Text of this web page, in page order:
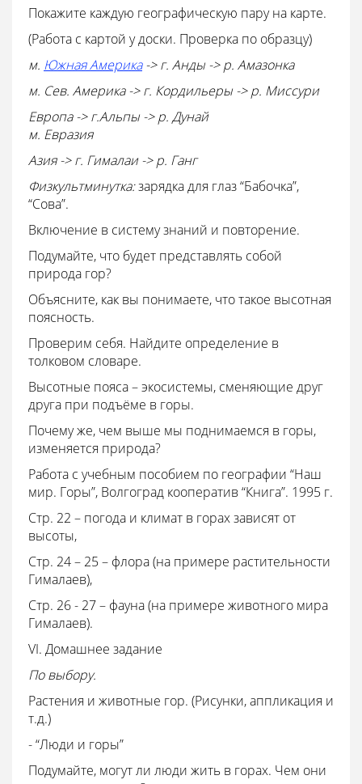
Покажите каждую географическую пару на карте.
(Работа с картой у доски. Проверка по образцу)
м. Южная Америка-> г. Анды -> р. Амазонка
м. Сев. Америка -> г. Кордильеры -> р. Миссури
Европа -> г.Альпы -> р. Дунай
м. Евразия
Азия -> г. Гималаи -> р. Ганг
Физкультминутка:зарядка для глаз “Бабочка”,
“Сова”.
Включение в систему знаний и повторение.
Подумайте, что будет представлять собой
природа гор?
Объясните, как вы понимаете, что такое высотная
поясность.
Проверим себя. Найдите определение в
толковом словаре.
Высотные пояса – экосистемы, сменяющие друг
друга при подъёме в горы.
Почему же, чем выше мы поднимаемся в горы,
изменяется природа?
Работа с учебным пособием по географии “Наш
мир. Горы”, Волгоград кооператив “Книга”. 1995 г.
Стр. 22 – погода и климат в горах зависят от
высоты,
Стр. 24 – 25 – флора (на примере растительности
Гималаев),
Стр. 26 - 27 – фауна (на примере животного мира
Гималаев).
VI. Домашнее задание
По выбору.
Растения и животные гор. (Рисунки, аппликация и
т.д.)
- “Люди и горы”
Подумайте, могут ли люди жить в горах. Чем они